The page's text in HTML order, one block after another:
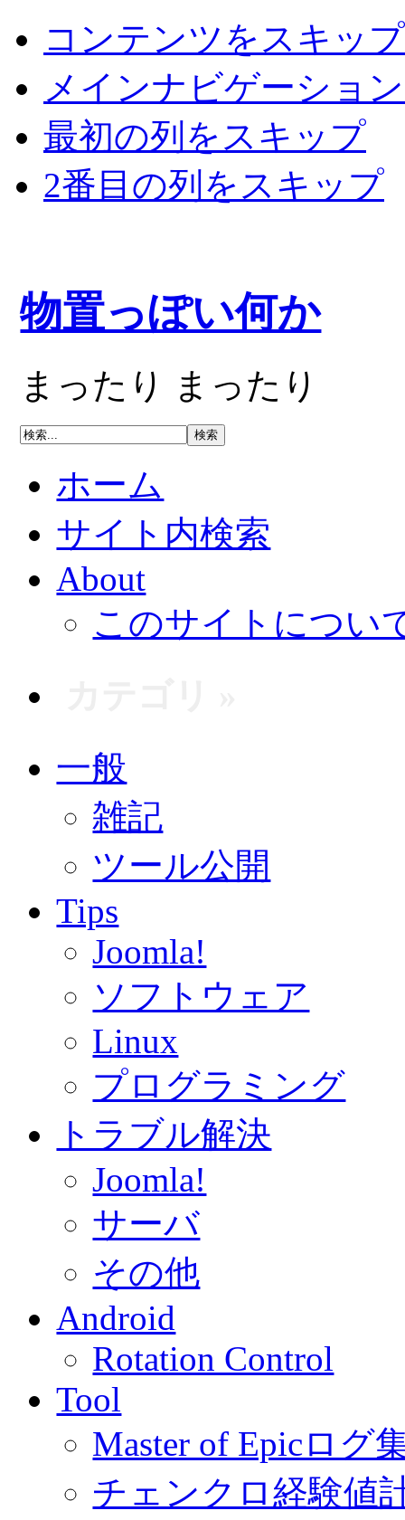
コンテンツをスキップ
メインナビゲーショ
最初の列をスキップ
2番目の列をスキップ
物置っぽい何か
まったり まったり
ホーム
サイト内検索
About
このサイトについ
一般
雑記
ツール公開
Tips
Joomla!
ソフトウェア
Linux
プログラミング
トラブル解決
Joomla!
サーバ
その他
Android
Rotation Control
Tool
Master of Epicログ
チェンクロ経験値